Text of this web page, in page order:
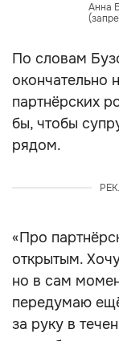
Анна
По словам
окончательно
партнёрских
бы, чтобы
рядом.
«Про
открытым.
но в сам
передумаю
за руку в